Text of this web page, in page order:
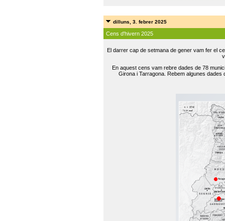
dilluns, 3. febrer 2025
Cens d'hivern 2025
El darrer cap de setmana de gener vam fer el
En aquest cens vam rebre dades de 78
Girona i Tarragona. Rebem algunes